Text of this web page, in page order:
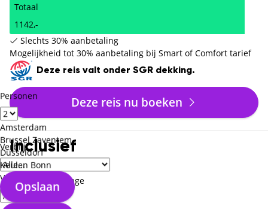
Personen
Verblijf
Verzorgingstype
Amsterdam
Brussel Zaventem
Düsseldorf
Keulen Bonn
Opslaan
Totaal
1142,-
Slechts 30% aanbetaling
Mogelijkheid tot 30% aanbetaling bij Smart of Comfort tarief
Deze reis valt onder SGR dekking.
Deze reis nu boeken
Inclusief
Vlucht
Handbagage
Hotel